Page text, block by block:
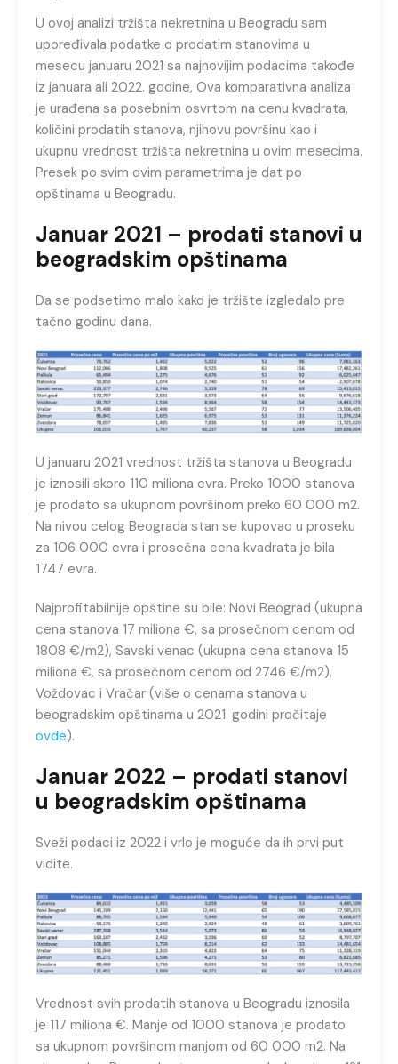
U ovoj analizi tržišta nekretnina u Beogradu sam
upoređivala podatke o prodatim stanovima u
mesecu januaru 2021 sa najnovijim podacima takođe
iz januara ali 2022. godine, Ova komparativna analiza
je urađena sa posebnim osvrtom na cenu kvadrata,
količini prodatih stanova, njihovu površinu kao i
ukupnu vrednost tržišta nekretnina u ovim mesecima.
Presek po svim ovim parametrima je dat po
opštinama u Beogradu.
Januar 2021 – prodati stanovi u
beogradskim opštinama
Da se podsetimo malo kako je tržište izgledalo pre
tačno godinu dana.
U januaru 2021 vrednost tržišta stanova u Beogradu
je iznosili skoro 110 miliona evra. Preko 1000 stanova
je prodato sa ukupnom površinom preko 60 000 m2.
Na nivou celog Beograda stan se kupovao u proseku
za 106 000 evra i prosečna cena kvadrata je bila
1747 evra.
Najprofitabilnije opštine su bile: Novi Beograd (ukupna
cena stanova 17 miliona €, sa prosečnom cenom od
1808 €/m2), Savski venac (ukupna cena stanova 15
miliona €, sa prosečnom cenom od 2746 €/m2),
Voždovac i Vračar (više o cenama stanova u
beogradskim opštinama u 2021. godini pročitaje
ovde).
Januar 2022 – prodati stanovi
u beogradskim opštinama
Sveži podaci iz 2022 i vrlo je moguće da ih prvi put
vidite.
Vrednost svih prodatih stanova u Beogradu iznosila
je 117 miliona €. Manje od 1000 stanova je prodato
sa ukupnom površinom manjom od 60 000 m2. Na